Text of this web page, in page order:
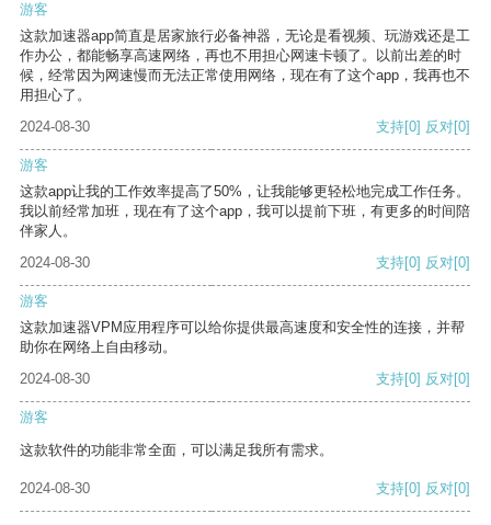
游客
这款加速器app简直是居家旅行必备神器，无论是看视频、玩游戏还是工
作办公，都能畅享高速网络，再也不用担心网速卡顿了。以前出差的时
候，经常因为网速慢而无法正常使用网络，现在有了这个app，我再也不
用担心了。
2024-08-30
支持[0] 反对[0]
游客
这款app让我的工作效率提高了50%，让我能够更轻松地完成工作任务。
我以前经常加班，现在有了这个app，我可以提前下班，有更多的时间陪
伴家人。
2024-08-30
支持[0] 反对[0]
游客
这款加速器VPM应用程序可以给你提供最高速度和安全性的连接，并帮
助你在网络上自由移动。
2024-08-30
支持[0] 反对[0]
游客
这款软件的功能非常全面，可以满足我所有需求。
2024-08-30 支持[0] 反对[0]